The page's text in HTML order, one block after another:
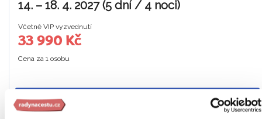
14. – 18. 4. 2027 (5 dní / 4 noci)
Včetně VIP vyzvednutí
33 990 Kč
Cena za 1 osobu